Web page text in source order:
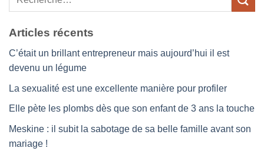
Articles récents
C’était un brillant entrepreneur mais aujourd’hui il est
devenu un légume
La sexualité est une excellente manière pour profiler
Elle pète les plombs dès que son enfant de 3 ans la touche
Meskine : il subit la sabotage de sa belle famille avant son
mariage !